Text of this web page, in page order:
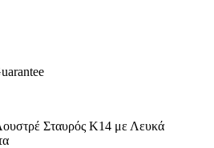
Σταυρός Κ14 με Λευκά